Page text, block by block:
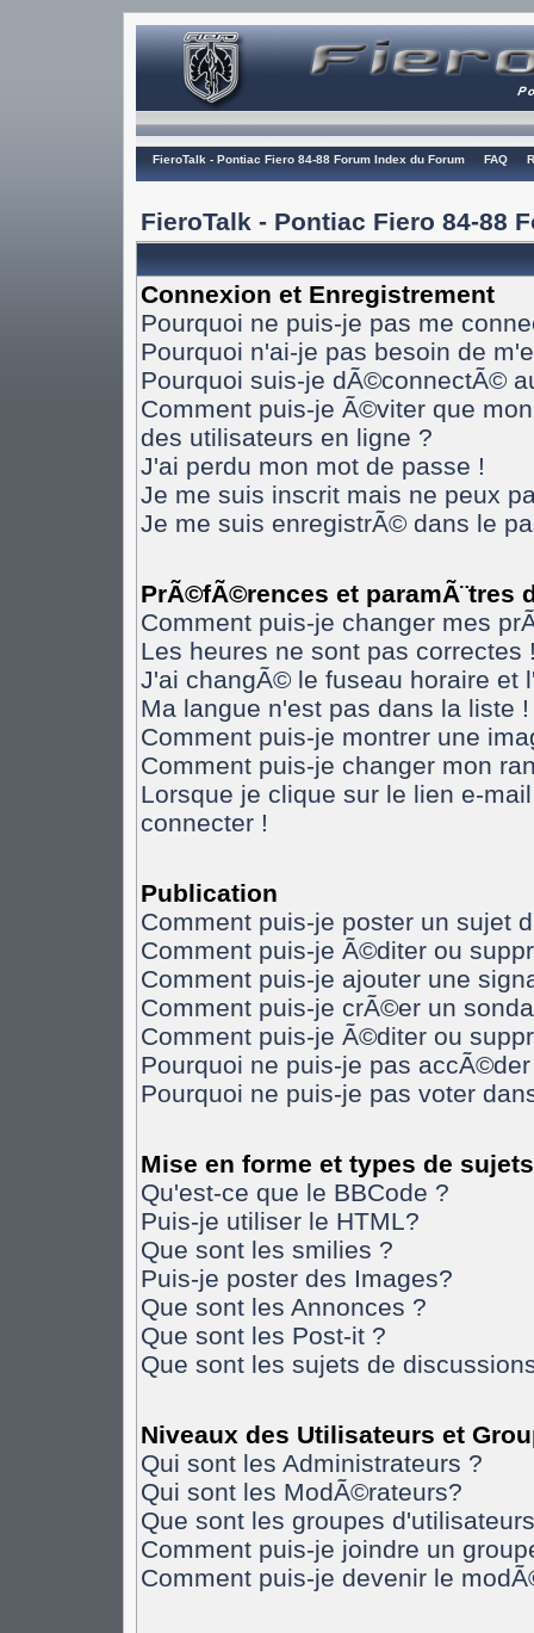
FieroTalk - Pontiac Fiero 84-88 Forum Index du Forum FAQ
FieroTalk - Pontiac Fiero 84-88
Connexion et Enregistrement
Pourquoi ne puis-je pas me
Pourquoi n'ai-je pas besoin de
Pourquoi suis-je dÃ©connectÃ©
Comment puis-je Ã©viter que
des utilisateurs en ligne ?
J'ai perdu mon mot de passe !
Je me suis inscrit mais ne peux
Je me suis enregistrÃ© dans le
PrÃ©fÃ©rences et paramÃ¨tres
Comment puis-je changer mes
Les heures ne sont pas correctes
J'ai changÃ© le fuseau horaire et
Ma langue n'est pas dans la liste !
Comment puis-je montrer une
Comment puis-je changer mon
Lorsque je clique sur le lien e-
connecter !
Publication
Comment puis-je poster un sujet
Comment puis-je Ã©diter ou
Comment puis-je ajouter une
Comment puis-je crÃ©er un
Comment puis-je Ã©diter ou
Pourquoi ne puis-je pas
Pourquoi ne puis-je pas voter
Mise en forme et types de sujets
Qu'est-ce que le BBCode ?
Puis-je utiliser le HTML?
Que sont les smilies ?
Puis-je poster des Images?
Que sont les Annonces ?
Que sont les Post-it ?
Que sont les sujets de
Niveaux des Utilisateurs et
Qui sont les Administrateurs ?
Qui sont les ModÃ©rateurs?
Que sont les groupes
Comment puis-je joindre un
Comment puis-je devenir le